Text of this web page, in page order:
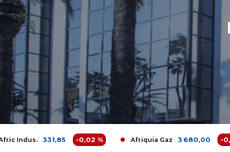
-0,02 % Afriquia Gaz 3 680,00 -0,16 %